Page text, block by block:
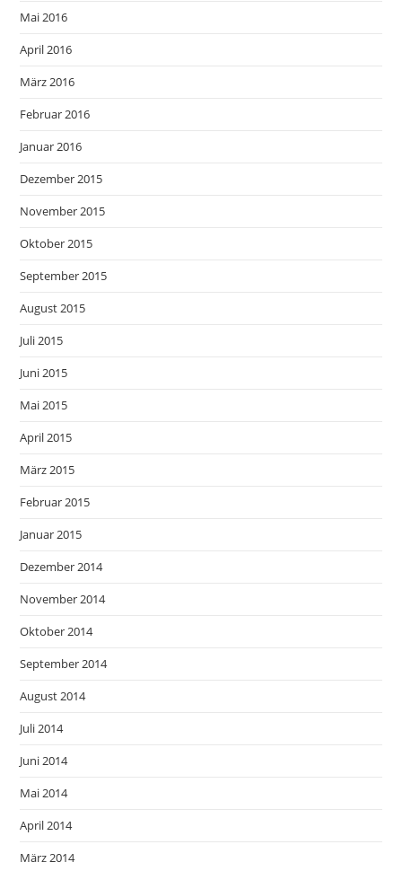
Mai 2016
April 2016
März 2016
Februar 2016
Januar 2016
Dezember 2015
November 2015
Oktober 2015
September 2015
August 2015
Juli 2015
Juni 2015
Mai 2015
April 2015
März 2015
Februar 2015
Januar 2015
Dezember 2014
November 2014
Oktober 2014
September 2014
August 2014
Juli 2014
Juni 2014
Mai 2014
April 2014
März 2014